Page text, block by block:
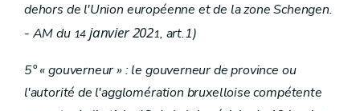
dehors de l'Union européenne et de la zone Schengen.
- AM du 14 janvier 2021, art.1)
5° « gouverneur » : le gouverneur de province ou
l'autorité de l'agglomération bruxelloise compétente